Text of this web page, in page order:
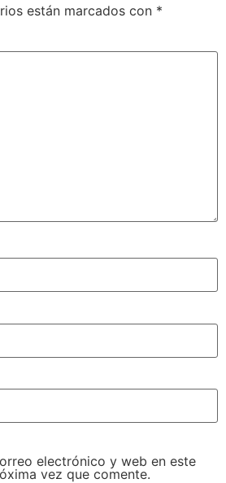
están marcados con *
electrónico y web en este
vez que comente.